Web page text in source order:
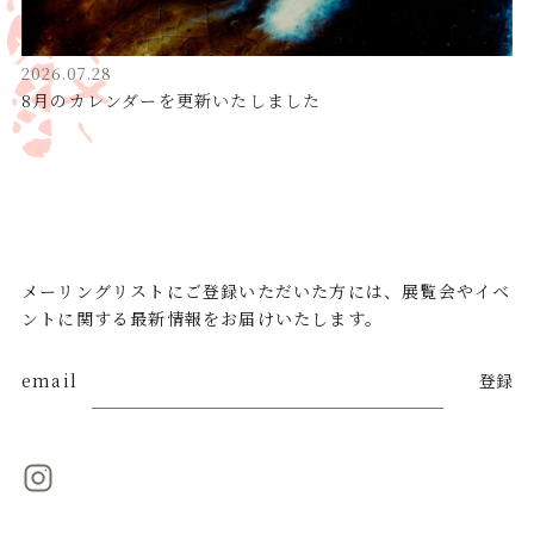
2026.07.28
8月のカレンダーを更新いたしました
メーリングリストにご登録いただいた方には、展覧会やイベ
ントに関する最新情報をお届けいたします。
email 登録